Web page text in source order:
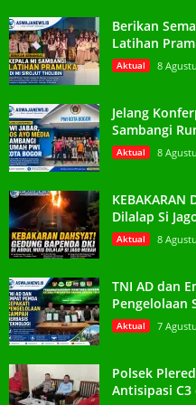
Berikan
Latihan
Aktual 8
Jelang
Sambangi
Aktual 8
KEBAKARAN
Dilalap Si
Aktual 8
TNI AD dan
Pengelolaan
Aktual 7
Polsek
Antisipasi